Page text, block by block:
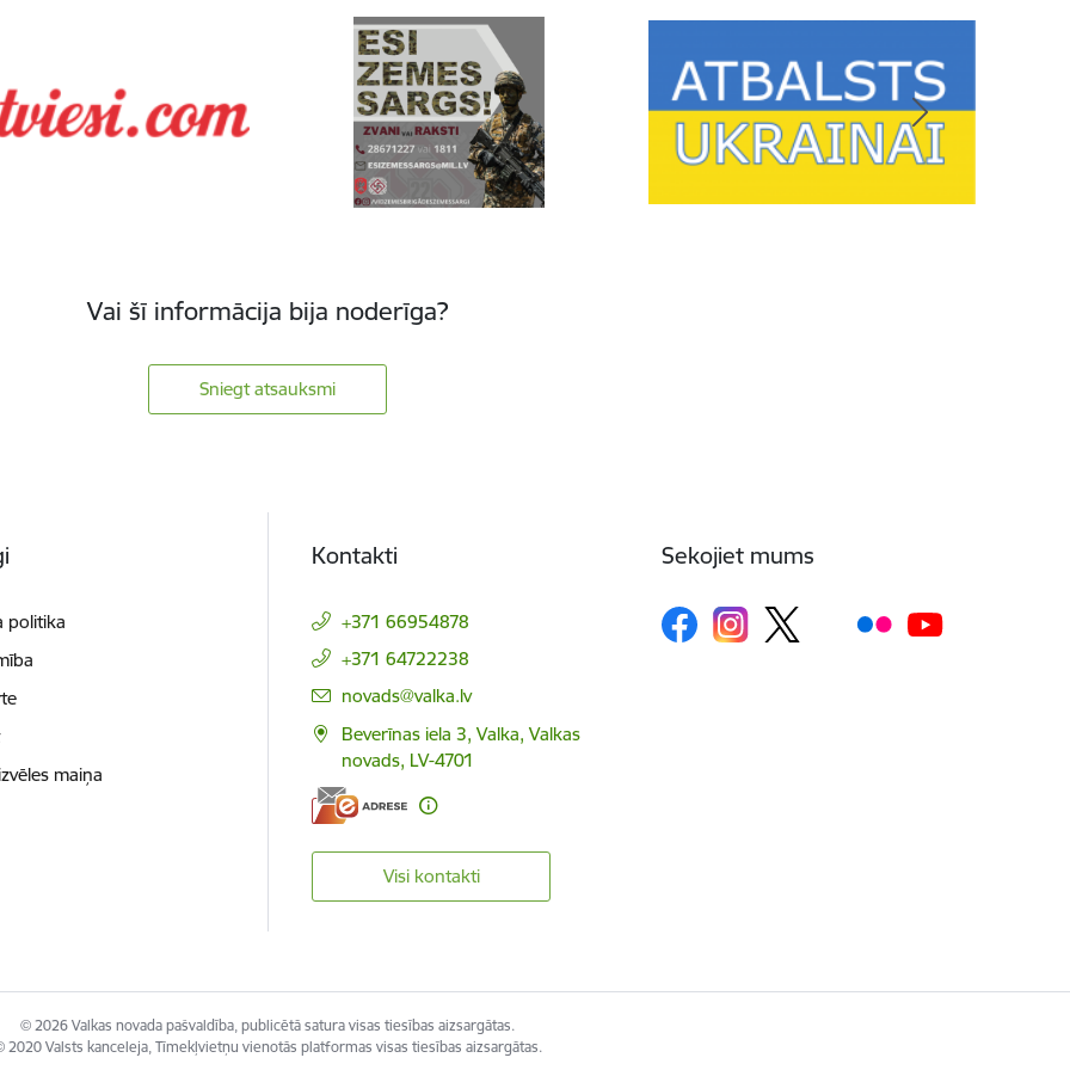
Vai šī informācija bija noderīga?
Sniegt atsauksmi
politika
maiņa
Kontakti
+371 66954878
+371 64722238
E-pasts:
novads@valka.lv
Beverīnas iela 3, Valka, Valkas
novads, LV-4701
Visi kontakti
Sekojiet mums
© 2026 Valkas novada pašvaldība, publicētā satura visas tiesības aizsargātas.
2020 Valsts kanceleja, Tīmekļvietņu vienotās platformas visas tiesības aizsargātas.